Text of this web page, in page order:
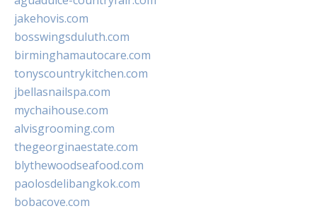
jakehovis.com
bosswingsduluth.com
birminghamautocare.com
tonyscountrykitchen.com
jbellasnailspa.com
mychaihouse.com
alvisgrooming.com
thegeorginaestate.com
blythewoodseafood.com
paolosdelibangkok.com
bobacove.com